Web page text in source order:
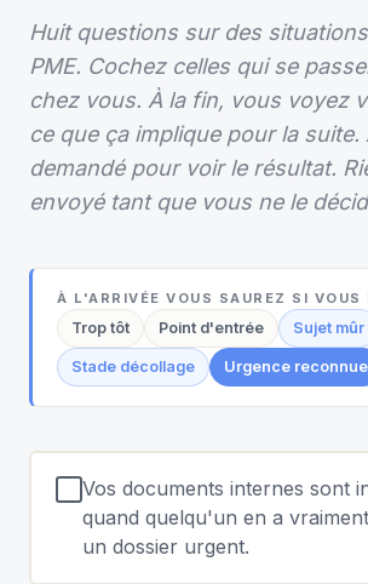
Huit questions sur des
PME. Cochez celles qui se
chez vous. À la fin, vous voyez
ce que ça implique pour la suite.
demandé pour voir le résultat.
envoyé tant que vous ne le
À L'ARRIVÉE VOUS SAUREZ SI VOUS
Trop tôt Point d'entrée Sujet mûr
Stade décollage Urgence reconnue
Vos documents internes sont
quand quelqu'un en a
un dossier urgent.